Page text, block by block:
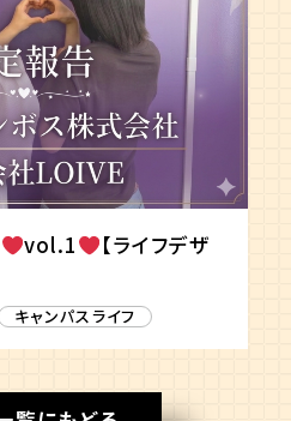
vol.1
【ライフデザ
キャンパスライフ